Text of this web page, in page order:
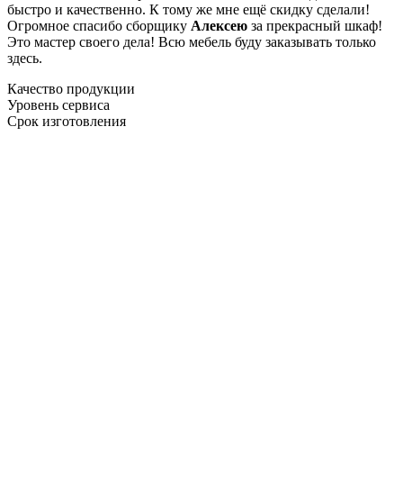
быстро и качественно. К тому же мне ещё скидку сделали!
Огромное спасибо сборщику Алексею за прекрасный шкаф!
Это мастер своего дела! Всю мебель буду заказывать только
здесь.
Качество продукции
Уровень сервиса
Срок изготовления